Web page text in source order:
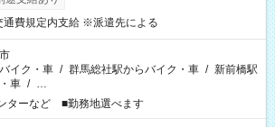
通費規定内支給 ※派遣先による
イク・車 / 群馬総社駅からバイク・車 / 新前橋駅
車 / …
ターなど ■勤務地選べます